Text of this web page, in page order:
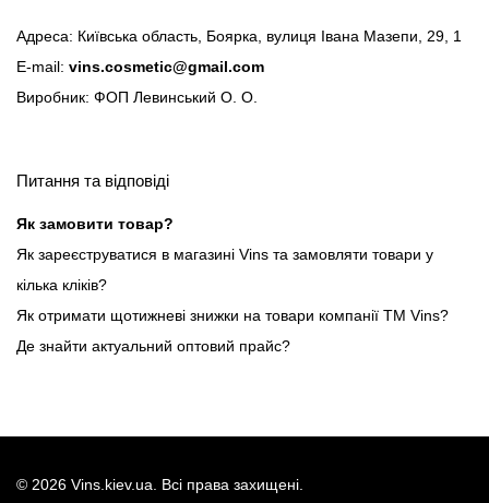
Адреса: Київська область, Боярка, вулиця Івана Мазепи, 29, 1
E-mail: vins.cosmetic@gmail.com
Виробник: ФОП Левинський О. О.
Питання та відповіді
Як замовити товар?
Як зареєструватися в магазині Vins та замовляти товари у
кілька кліків?
Як отримати щотижневі знижки на товари компанії ТМ Vins?
Де знайти актуальний оптовий прайс?
© 2026 Vins.kiev.ua. Всі права захищені.